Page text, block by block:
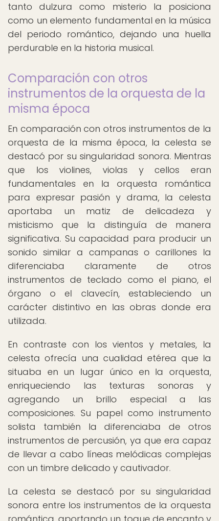
tanto dulzura como misterio la posiciona
como un elemento fundamental en la música
del periodo romántico, dejando una huella
perdurable en la historia musical.
Comparación con otros
instrumentos de la orquesta de la
misma época
En comparación con otros instrumentos de la
orquesta de la misma época, la celesta se
destacó por su singularidad sonora. Mientras
que los violines, violas y cellos eran
fundamentales en la orquesta romántica
para expresar pasión y drama, la celesta
aportaba un matiz de delicadeza y
misticismo que la distinguía de manera
significativa. Su capacidad para producir un
sonido similar a campanas o carillones la
diferenciaba claramente de otros
instrumentos de teclado como el piano, el
órgano o el clavecín, estableciendo un
carácter distintivo en las obras donde era
utilizada.
En contraste con los vientos y metales, la
celesta ofrecía una cualidad etérea que la
situaba en un lugar único en la orquesta,
enriqueciendo las texturas sonoras y
agregando un brillo especial a las
composiciones. Su papel como instrumento
solista también la diferenciaba de otros
instrumentos de percusión, ya que era capaz
de llevar a cabo líneas melódicas complejas
con un timbre delicado y cautivador.
La celesta se destacó por su singularidad
sonora entre los instrumentos de la orquesta